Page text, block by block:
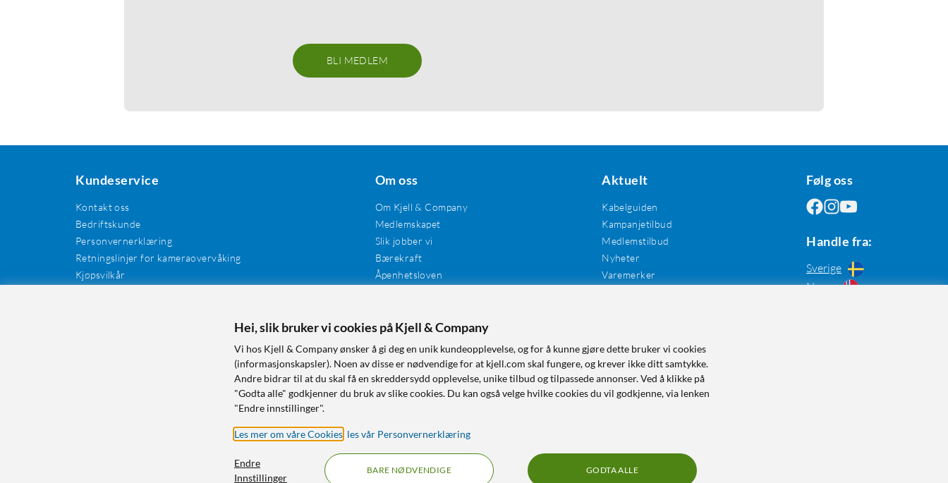
BLI MEDLEM
Kundeservice
Kontakt oss
Bedriftskunde
Personvernerklæring
Retningslinjer for kameraovervåking
Kjøpsvilkår
Om oss
Om Kjell & Company
Medlemskapet
Slik jobber vi
Bærekraft
Åpenhetsloven
Tilgjengelighet
Aktuelt
Kabelguiden
Kampanjetilbud
Medlemstilbud
Nyheter
Varemerker
Følg oss
Handle fra:
Sverige
Norge
Hei, slik bruker vi cookies på Kjell & Company
Vi hos Kjell & Company ønsker å gi deg en unik kundeopplevelse, og for å kunne gjøre dette bruker vi cookies
(informasjonskapsler). Noen av disse er nødvendige for at kjell.com skal fungere, og krever ikke ditt samtykke.
Andre bidrar til at du skal få en skreddersydd opplevelse, unike tilbud og tilpassede annonser. Ved å klikke på
"Godta alle" godkjenner du bruk av slike cookies. Du kan også velge hvilke cookies du vil godkjenne, via lenken
"Endre innstillinger".
Les mer om våre Cookies les vår Personvernerklæring
Endre
Innstillinger
BARE NØDVENDIGE GODTA ALLE